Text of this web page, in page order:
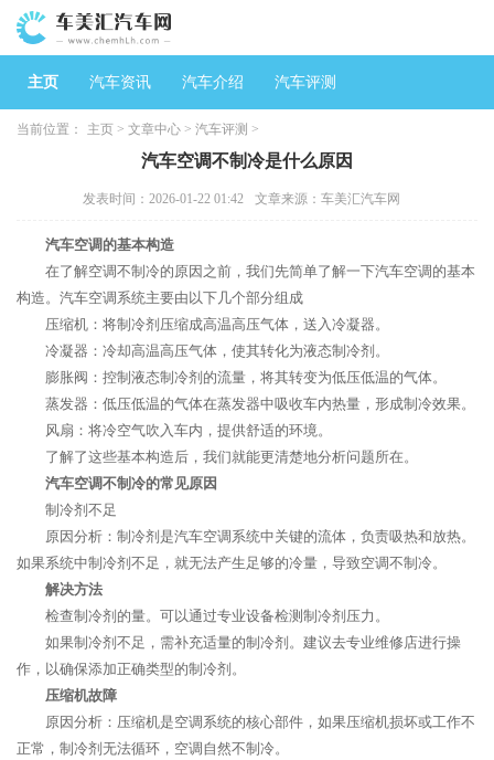
主页 汽车资讯 汽车介绍 汽车评测
当前位置： 主页 > 文章中心 > 汽车评测 >
汽车空调不制冷是什么原因
发表时间：2026-01-22 01:42 文章来源：车美汇汽车网
汽车空调的基本构造
在了解空调不制冷的原因之前，我们先简单了解一下汽车空调的基本
构造。汽车空调系统主要由以下几个部分组成
压缩机：将制冷剂压缩成高温高压气体，送入冷凝器。
冷凝器：冷却高温高压气体，使其转化为液态制冷剂。
膨胀阀：控制液态制冷剂的流量，将其转变为低压低温的气体。
蒸发器：低压低温的气体在蒸发器中吸收车内热量，形成制冷效果。
风扇：将冷空气吹入车内，提供舒适的环境。
了解了这些基本构造后，我们就能更清楚地分析问题所在。
汽车空调不制冷的常见原因
制冷剂不足
原因分析：制冷剂是汽车空调系统中关键的流体，负责吸热和放热。
如果系统中制冷剂不足，就无法产生足够的冷量，导致空调不制冷。
解决方法
检查制冷剂的量。可以通过专业设备检测制冷剂压力。
如果制冷剂不足，需补充适量的制冷剂。建议去专业维修店进行操
作，以确保添加正确类型的制冷剂。
压缩机故障
原因分析：压缩机是空调系统的核心部件，如果压缩机损坏或工作不
正常，制冷剂无法循环，空调自然不制冷。